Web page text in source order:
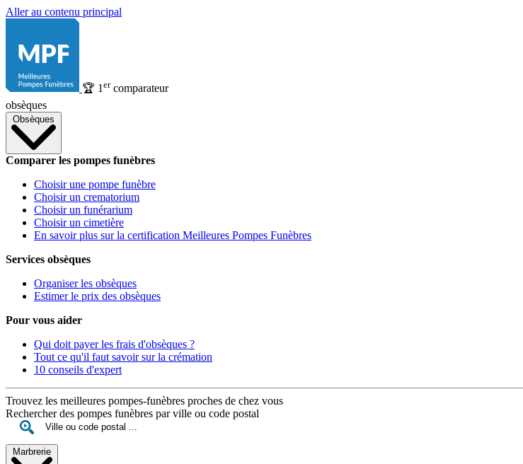
Aller au contenu principal
🏆 1 ercomparateur
obsèques
Obsèques
Comparer les pompes funèbres
Choisir une pompe funèbre
Choisir un crematorium
Choisir un funérarium
Choisir un cimetière
En savoir plus sur la certification Meilleures Pompes Funèbres
Services obsèques
Organiser les obsèques
Estimer le prix des obsèques
Pour vous aider
Qui doit payer les frais d'obsèques ?
Tout ce qu'il faut savoir sur la crémation
10 conseils d'expert
Trouvez les meilleures pompes-funèbres proches de chez vous
Rechercher des pompes funèbres par ville ou code postal
Marbrerie